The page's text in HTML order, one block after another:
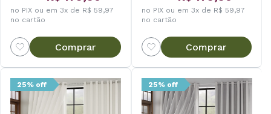
no PIX ou em 3x de R$ 59,97
no cartão
Comprar
no PIX ou em 3x de R$ 59,97
no cartão
Comprar
25% off 25% off